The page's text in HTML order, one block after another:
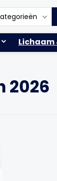
Lichaam
2026